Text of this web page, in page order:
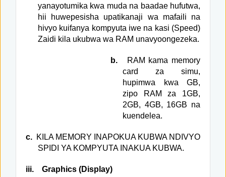
yanayotumika kwa muda na baadae hufutwa,
hii huwepesisha upatikanaji wa mafaili na
hivyo kuifanya kompyuta iwe na kasi (Speed)
Zaidi kila ukubwa wa RAM unavyoongezeka.
b.
RAM kama memory
card za simu,
hupimwa kwa GB,
zipo RAM za 1GB,
2GB, 4GB, 16GB na
kuendelea.
c. KILA MEMORY INAPOKUA KUBWA NDIVYO
SPIDI YA KOMPYUTA INAKUA KUBWA.
iii. Graphics (Display)